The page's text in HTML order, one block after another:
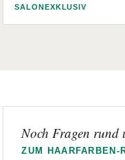
SALONEXKLUSIV
Noch Fragen rund
ZUM HAARFARBEN-